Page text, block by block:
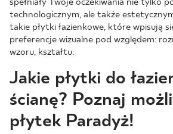
technologicznym, ale także
takie płytki łazienkowe, które wpisują
preferencje wizualne pod względem:
wzoru, kształtu.
Jakie płytki do
ścianę? Poznaj
płytek Paradyż!